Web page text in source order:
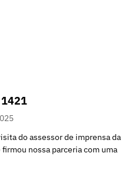
1421
do assessor de imprensa da
nossa parceria com uma